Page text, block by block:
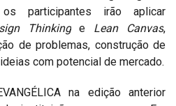
participantes irão aplicar
Thinkinge Lean Canvas,
de problemas, construção de
com potencial de mercado.
na edição anterior